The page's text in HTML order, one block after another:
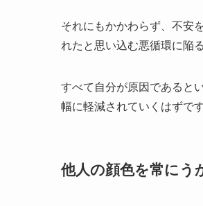
それにもかかわらず、不安
れたと思い込む悪循環に陥
すべて自分が原因であると
幅に軽減されていくはずです
他人の顔色を常にう